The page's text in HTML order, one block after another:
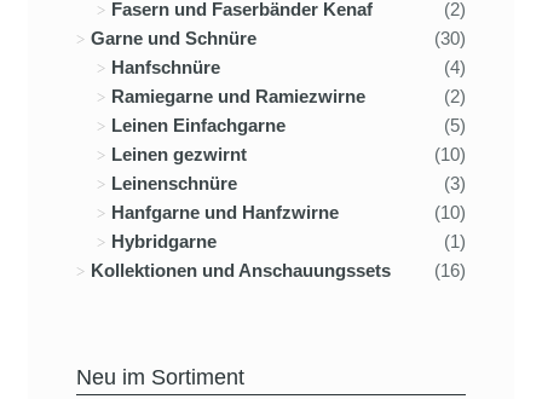
Fasern und Faserbänder Kenaf
(2)
Garne und Schnüre
(30)
Hanfschnüre
(4)
Ramiegarne und Ramiezwirne
(2)
Leinen Einfachgarne
(5)
Leinen gezwirnt
(10)
Leinenschnüre
(3)
Hanfgarne und Hanfzwirne
(10)
Hybridgarne
(1)
Kollektionen und Anschauungssets
(16)
Neu im Sortiment